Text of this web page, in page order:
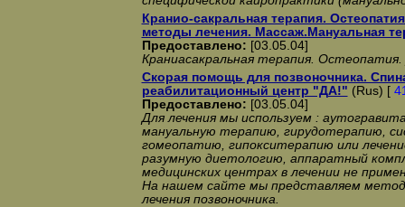
Кранио-сакральная терапия.
методы лечения. Массаж.Мануальная
Предоставлено: [03.05.04]
Краниасакральная терапия.
Скорая помощь для позвоночника.
реабилитационный центр "ДА!" (Rus) [
Предоставлено: [03.05.04]
Для лечения мы используем :
мануальную терапию, гирудотерапию,
гомеопатию, гипокситерапию или
разумную диетологию, аппаратный
медицинских центрах в лечении не
На нашем сайте мы представляем
лечения позвоночника.